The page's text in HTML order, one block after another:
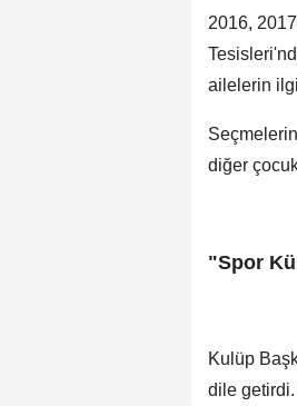
2016,
ailelerin
diğer
"Spor
Kulüp
dile